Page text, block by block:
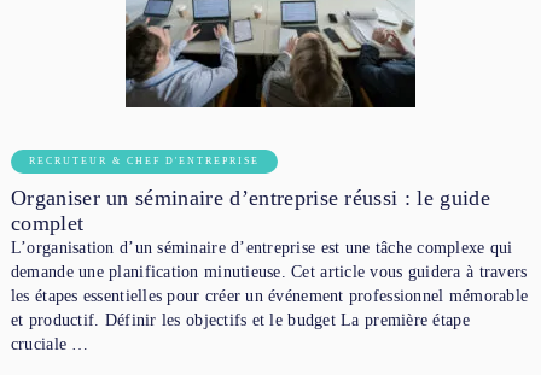
RECRUTEUR & CHEF D'ENTREPRISE
Organiser un séminaire d’entreprise réussi : le guide
complet
L’organisation d’un séminaire d’entreprise est une tâche complexe qui
demande une planification minutieuse. Cet article vous guidera à travers
les étapes essentielles pour créer un événement professionnel mémorable
et productif. Définir les objectifs et le budget La première étape
cruciale …